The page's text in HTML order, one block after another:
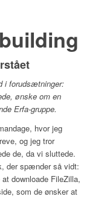
i forudsætninger:
ønske om en
Erfa-gruppe.
hvor jeg
og jeg tror
de, da vi sluttede.
der spænder så vidt:
downloade FileZilla,
som de ønsker at